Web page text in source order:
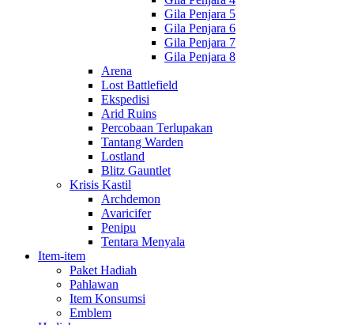
Gila Penjara 5
Gila Penjara 6
Gila Penjara 7
Gila Penjara 8
Arena
Lost Battlefield
Ekspedisi
Arid Ruins
Percobaan Terlupakan
Tantang Warden
Lostland
Blitz Gauntlet
Krisis Kastil
Archdemon
Avaricifer
Penipu
Tentara Menyala
Item-item
Paket Hadiah
Pahlawan
Item Konsumsi
Emblem